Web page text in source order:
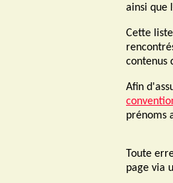
ainsi que
Cette
contenus
Afin
prénoms
Toute
page via